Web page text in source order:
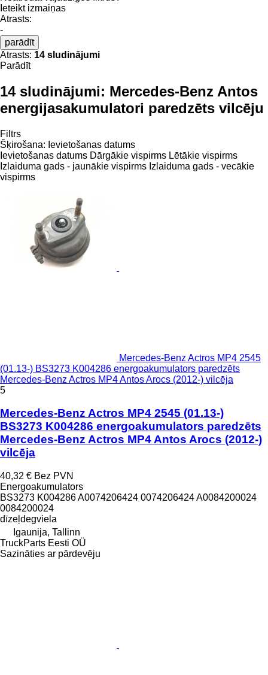
Ieteikt izmaiņas
Atrasts:
-
parādīt
Atrasts: 14 sludinājumi
Parādīt
14 sludinājumi: Mercedes-Benz Antos
energijasakumulatori paredzēts vilcēju
Filtrs
Šķirošana: Ievietošanas datums
Ievietošanas datums Dārgākie vispirms Lētākie vispirms
Izlaiduma gads - jaunākie vispirms Izlaiduma gads - vecākie
vispirms
Mercedes-Benz Actros MP4 2545
(01.13-) BS3273 K004286 energoakumulators paredzēts
Mercedes-Benz Actros MP4 Antos Arocs (2012-) vilcēja
5
Mercedes-Benz Actros MP4 2545 (01.13-)
BS3273 K004286 energoakumulators paredzēts
Mercedes-Benz Actros MP4 Antos Arocs (2012-)
vilcēja
40,32 € Bez PVN
Energoakumulators
BS3273 K004286 A0074206424 0074206424 A0084200024
0084200024
dīzeļdegviela
Igaunija, Tallinn
TruckParts Eesti OÜ
Sazināties ar pārdevēju